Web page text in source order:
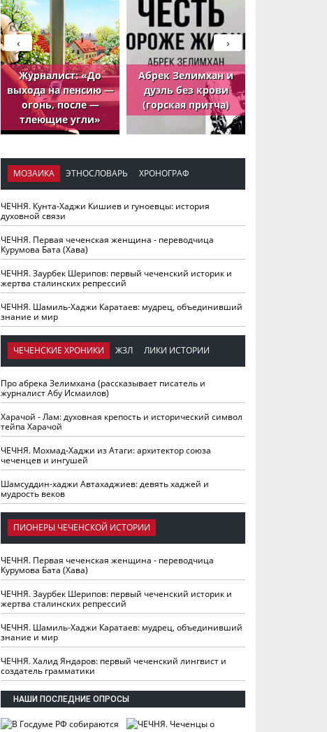
Журналист: «До
выхода на пенсию —
огонь, после —
тлеющие угли»
Абрек Зелимхан и
дуэль без крови
(горская притча)
›
‹
МОЗАИКА ЭТНОСЛОВАРЬ ХРОНОГРАФ
ЧЕЧНЯ. Кунта-Хаджи Кишиев и гуноевцы: история
духовной связи
ЧЕЧНЯ. Первая чеченская женщина - переводчица
Курумова Бата (Хава)
ЧЕЧНЯ. Заурбек Шерипов: первый чеченский историк и
жертва сталинских репрессий
ЧЕЧНЯ. Шамиль-Хаджи Каратаев: мудрец, объединивший
знание и мир
ЧЕЧЕНСКИЕ ХРОНИКИ ЖЗЛ ЛИКИ ИСТОРИИ
Про абрека Зелимхана (рассказывает писатель и
журналист Абу Исмаилов)
Харачой - Лам: духовная крепость и исторический символ
тейпа Харачой
ЧЕЧНЯ. Мохмад-Хаджи из Атаги: архитектор союза
чеченцев и ингушей
Шамсуддин-хаджи Автахаджиев: девять хаджей и
мудрость веков
ПИОНЕРЫ ЧЕЧЕНСКОЙ ИСТОРИИ
ЧЕЧНЯ. Первая чеченская женщина - переводчица
Курумова Бата (Хава)
ЧЕЧНЯ. Заурбек Шерипов: первый чеченский историк и
жертва сталинских репрессий
ЧЕЧНЯ. Шамиль-Хаджи Каратаев: мудрец, объединивший
знание и мир
ЧЕЧНЯ. Халид Яндаров: первый чеченский лингвист и
создатель грамматики
НАШИ ПОСЛЕДНИЕ ОПРОСЫ